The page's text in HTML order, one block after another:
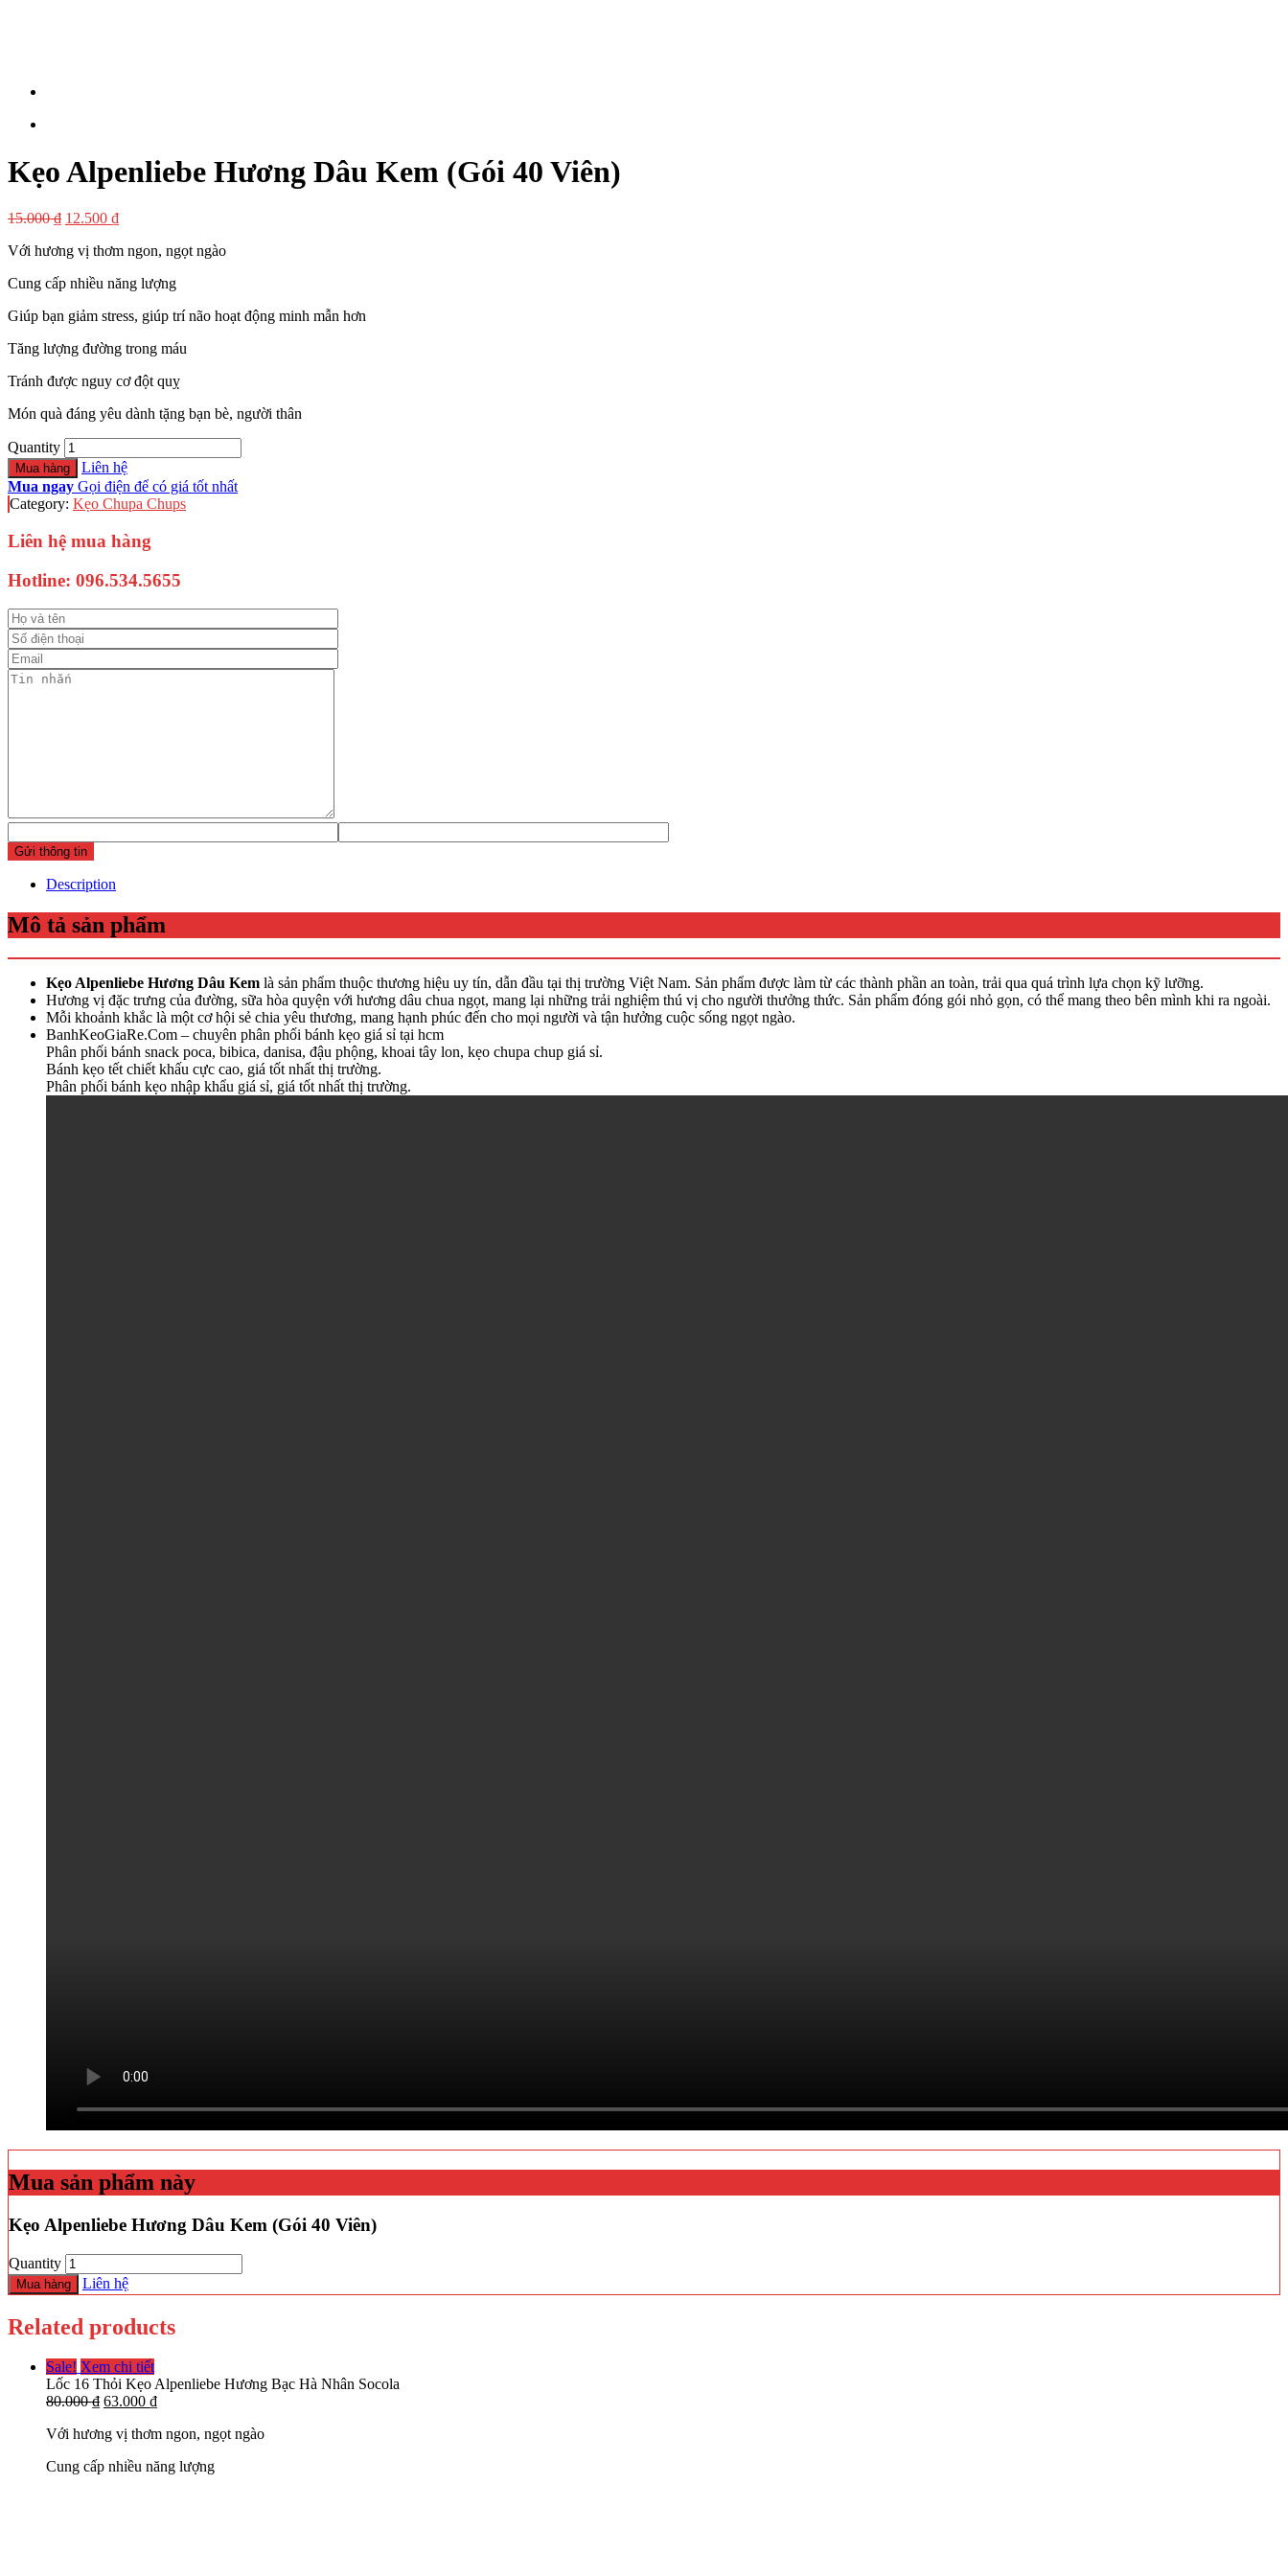
Kẹo Alpenliebe Hương Dâu Kem (Gói 40 Viên)
15.000₫ 12.500 ₫
Với hương vị thơm ngon, ngọt ngào
Cung cấp nhiều năng lượng
Giúp bạn giảm stress, giúp trí não hoạt động minh mẫn hơn
Tăng lượng đường trong máu
Tránh được nguy cơ đột quỵ
Món quà đáng yêu dành tặng bạn bè, người thân
Quantity
Mua hàng
Liên hệ
Mua ngay Gọi điện để có giá tốt nhất
Category: Kẹo Chupa Chups
Liên hệ mua hàng
Hotline: 096.534.5655
Description
Mô tả sản phẩm
Kẹo Alpenliebe Hương Dâu Kem là sản phẩm thuộc thương hiệu uy tín, dẫn đầu tại thị trường Việt Nam. Sản phẩm được làm từ các thành phần an toàn, trải qua quá trình lựa chọn kỹ lưỡng.
Hương vị đặc trưng của đường, sữa hòa quyện với hương dâu chua ngọt, mang lại những trải nghiệm thú vị cho người thưởng thức. Sản phẩm đóng gói nhỏ gọn, có thể mang theo bên mình khi ra ngoài.
Mỗi khoảnh khắc là một cơ hội sẻ chia yêu thương, mang hạnh phúc đến cho mọi người và tận hưởng cuộc sống ngọt ngào.
BanhKeoGiaRe.Com – chuyên phân phối bánh kẹo giá sỉ tại hcm
Phân phối bánh snack poca, bibica, danisa, đậu phộng, khoai tây lon, kẹo chupa chup giá sỉ.
Bánh kẹo tết chiết khấu cực cao, giá tốt nhất thị trường.
Phân phối bánh kẹo nhập khẩu giá sỉ, giá tốt nhất thị trường.
Mua sản phẩm này
Kẹo Alpenliebe Hương Dâu Kem (Gói 40 Viên)
Quantity
Mua hàng Liên hệ
Related products
Sale! Xem chi tiết
Lốc 16 Thỏi Kẹo Alpenliebe Hương Bạc Hà Nhân Socola
80.000₫ 63.000 ₫
Với hương vị thơm ngon, ngọt ngào
Cung cấp nhiều năng lượng